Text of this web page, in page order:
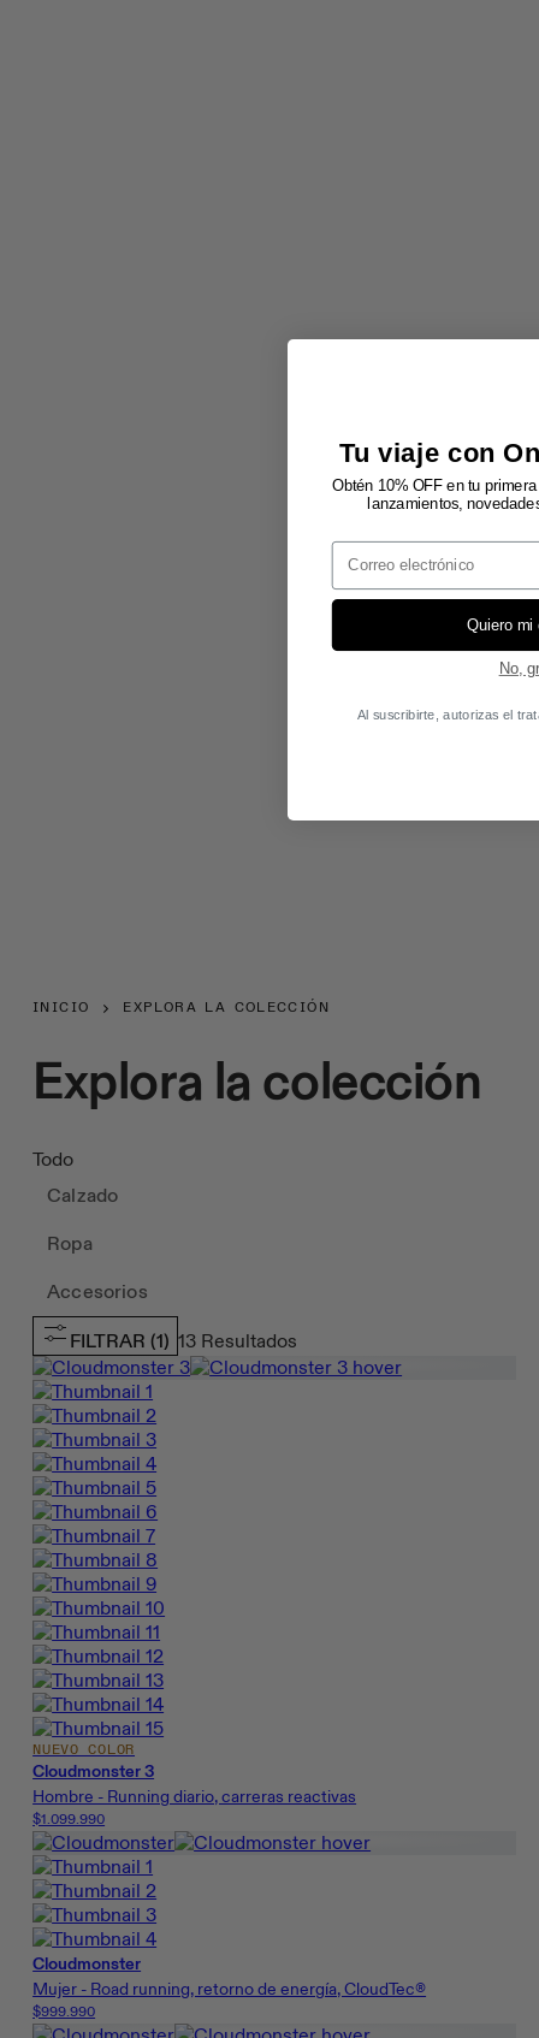
INICIO EXPLORA LA COLECCIÓN
Explora la colección
Todo
Calzado
Ropa
Accesorios
FILTRAR (1) 13 Resultados
NUEVO COLOR
Cloudmonster 3
Hombre - Running diario, carreras reactivas
$1.099.990
Cloudmonster
Mujer - Road running, retorno de energía, CloudTec®
$999.990
Tu viaje con
Obtén 10% OFF en tu
lanzamientos,
Email
Quiero mi
No,
Al suscribirte, autorizas el